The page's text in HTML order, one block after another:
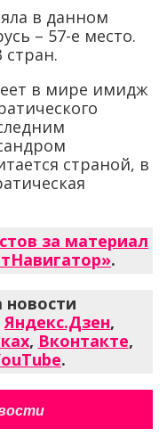
в данном
– 57-е место.
стран.
в мире имидж
страной, в
за материал
.
Яндекс.Дзен,
, Вконтакте,
.